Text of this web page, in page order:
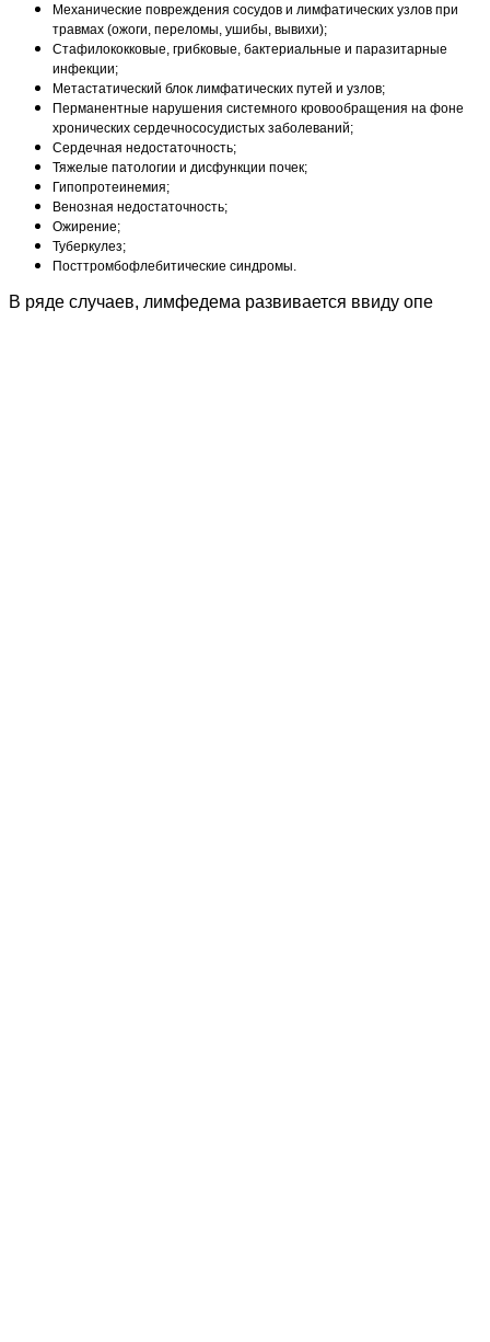
Механические повреждения сосудов и лимфатических узлов при
травмах (ожоги, переломы, ушибы, вывихи);
Стафилококковые, грибковые, бактериальные и паразитарные
инфекции;
Метастатический блок лимфатических путей и узлов;
Перманентные нарушения системного кровообращения на фоне
хронических сердечнососудистых заболеваний;
Сердечная недостаточность;
Тяжелые патологии и дисфункции почек;
Гипопротеинемия;
Венозная недостаточность;
Ожирение;
Туберкулез;
Посттромбофлебитические синдромы.
В ряде случаев, лимфедема развивается ввиду опе